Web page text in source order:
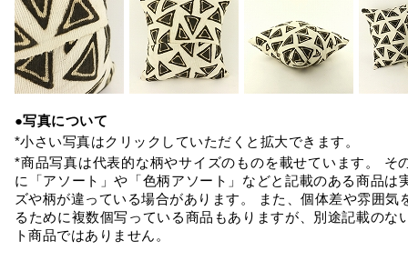
●写真について
*小さい写真はクリックしていただくと拡大できます。
*商品写真は代表的な柄やサイズのものを載せています。 そ
に「アソート」や「色柄アソート」などと記載のある商品は
ズや柄が違っている場合があります。 また、個体差や雰囲気
るために複数個写っている商品もありますが、別途記載のな
ト商品ではありません。